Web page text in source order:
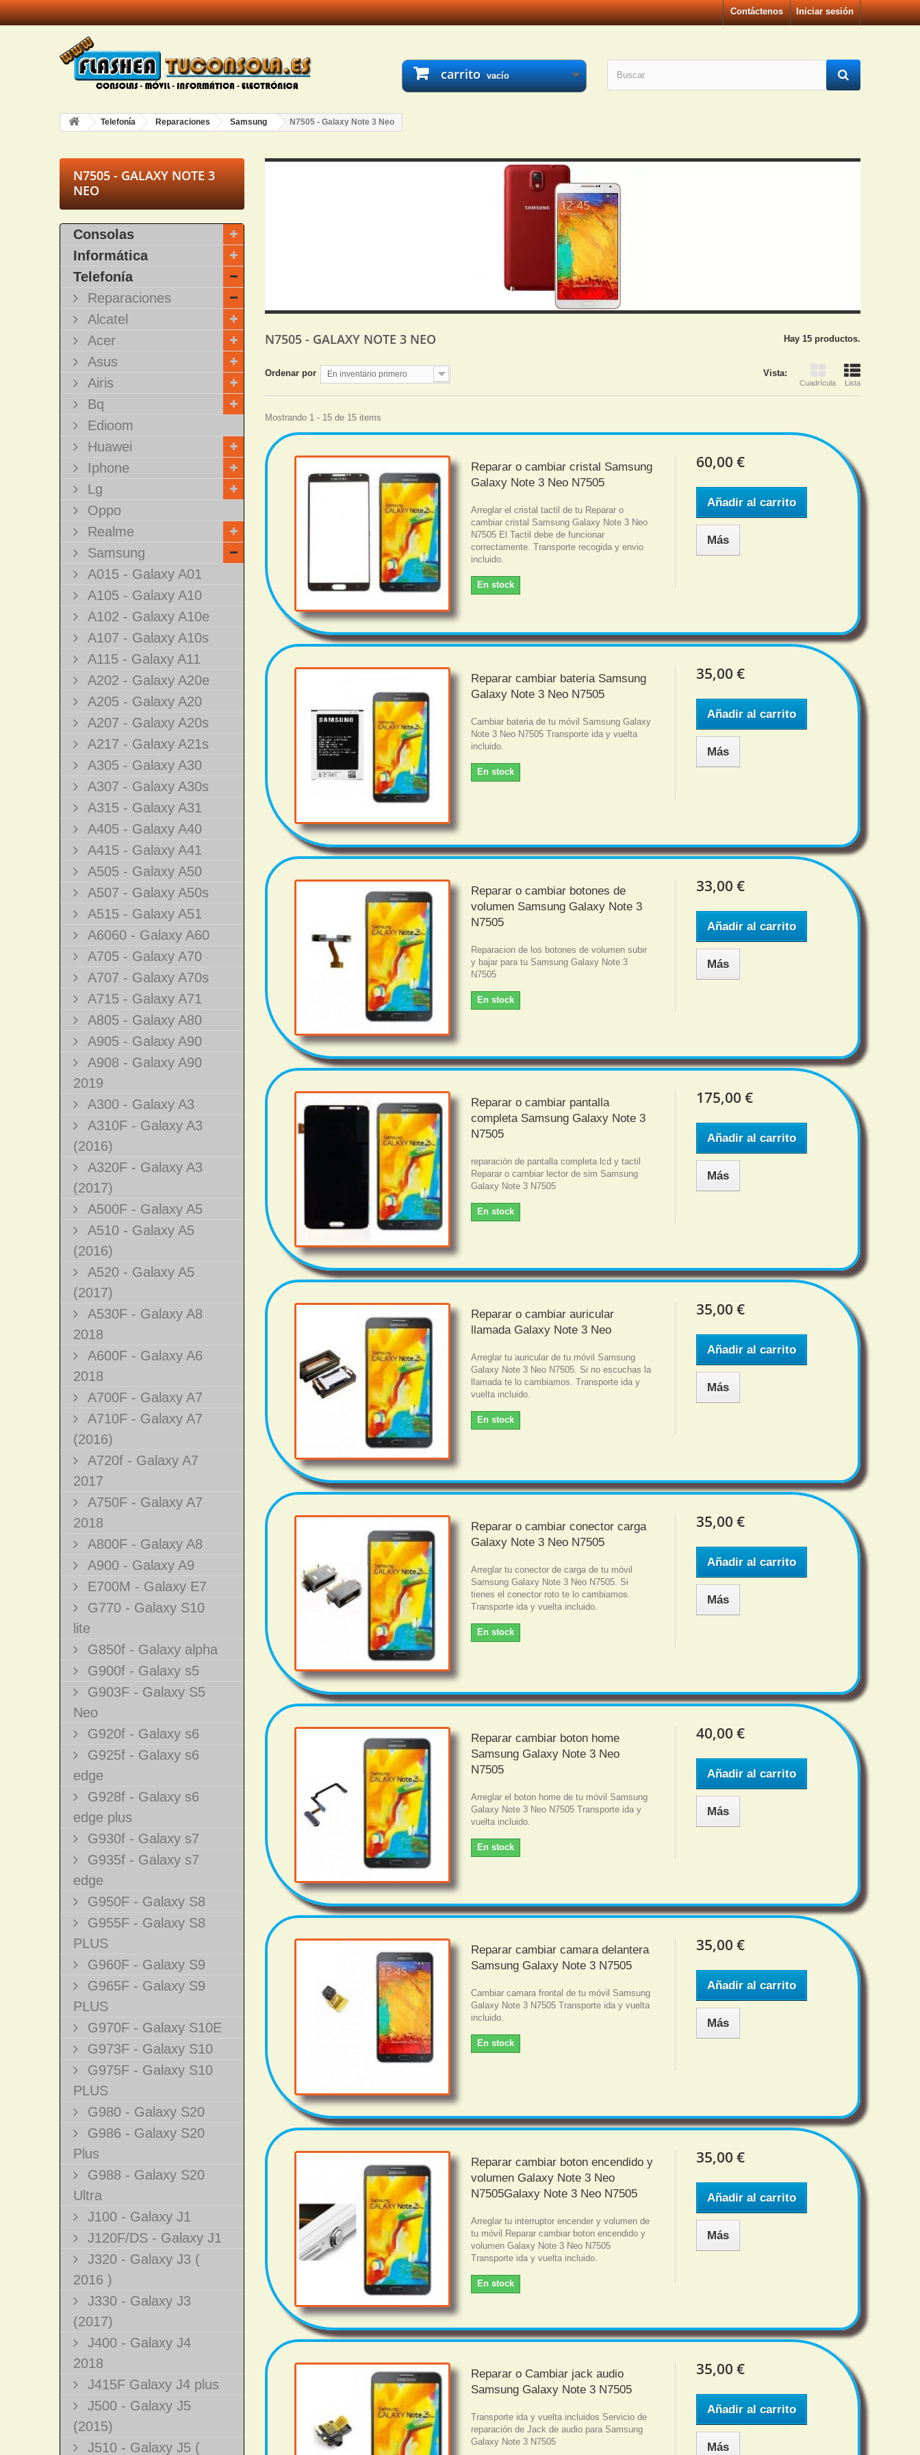
Iniciar sesión
Contáctenos
carrito vacío
Telefonía Reparaciones Samsung N7505 - Galaxy Note 3 Neo
N7505 - GALAXY NOTE 3
NEO
Consolas
Informática
Telefonía
Reparaciones
Alcatel
Acer
Asus
Airis
Bq
Edioom
Huawei
Iphone
Lg
Oppo
Realme
Samsung
A015 - Galaxy A01
A105 - Galaxy A10
A102 - Galaxy A10e
A107 - Galaxy A10s
A115 - Galaxy A11
A202 - Galaxy A20e
A205 - Galaxy A20
A207 - Galaxy A20s
A217 - Galaxy A21s
A305 - Galaxy A30
A307 - Galaxy A30s
A315 - Galaxy A31
A405 - Galaxy A40
A415 - Galaxy A41
A505 - Galaxy A50
A507 - Galaxy A50s
A515 - Galaxy A51
A6060 - Galaxy A60
A705 - Galaxy A70
A707 - Galaxy A70s
A715 - Galaxy A71
A805 - Galaxy A80
A905 - Galaxy A90
A908 - Galaxy A90
2019
A300 - Galaxy A3
A310F - Galaxy A3
(2016)
A320F - Galaxy A3
(2017)
A500F - Galaxy A5
A510 - Galaxy A5
(2016)
A520 - Galaxy A5
(2017)
A530F - Galaxy A8
2018
A600F - Galaxy A6
2018
A700F - Galaxy A7
A710F - Galaxy A7
(2016)
A720f - Galaxy A7
2017
A750F - Galaxy A7
2018
A800F - Galaxy A8
A900 - Galaxy A9
E700M - Galaxy E7
G770 - Galaxy S10
lite
G850f - Galaxy alpha
G900f - Galaxy s5
G903F - Galaxy S5
Neo
G920f - Galaxy s6
G925f - Galaxy s6
edge
G928f - Galaxy s6
edge plus
G930f - Galaxy s7
G935f - Galaxy s7
edge
G950F - Galaxy S8
G955F - Galaxy S8
PLUS
G960F - Galaxy S9
G965F - Galaxy S9
PLUS
G970F - Galaxy S10E
G973F - Galaxy S10
G975F - Galaxy S10
PLUS
G980 - Galaxy S20
G986 - Galaxy S20
Plus
G988 - Galaxy S20
Ultra
J100 - Galaxy J1
J120F/DS - Galaxy J1
J320 - Galaxy J3 (
2016 )
J330 - Galaxy J3
(2017)
J400 - Galaxy J4
2018
J415F Galaxy J4 plus
J500 - Galaxy J5
(2015)
J510 - Galaxy J5 (
N7505 - GALAXY NOTE 3 NEO Hay 15 productos.
Vista:
Cuadrícula Lista
Ordenar por En inventario primero
Mostrando 1 - 15 de 15 items
Reparar o cambiar cristal Samsung
Galaxy Note 3 Neo N7505
Arreglar el cristal tactil de tu Reparar o
cambiar cristal Samsung Galaxy Note 3 Neo
N7505 El Tactil debe de funcionar
correctamente. Transporte recogida y envio
incluido.
En stock
60,00 €
Añadir al carrito
Más
Reparar cambiar bateria Samsung
Galaxy Note 3 Neo N7505
Cambiar bateria de tu móvil Samsung Galaxy
Note 3 Neo N7505 Transporte ida y vuelta
incluido.
En stock
35,00 €
Añadir al carrito
Más
Reparar o cambiar botones de
volumen Samsung Galaxy Note 3
N7505
Reparacion de los botones de volumen subir
y bajar para tu Samsung Galaxy Note 3
N7505
En stock
33,00 €
Añadir al carrito
Más
Reparar o cambiar pantalla
completa Samsung Galaxy Note 3
N7505
reparación de pantalla completa lcd y tactil
Reparar o cambiar lector de sim Samsung
Galaxy Note 3 N7505
En stock
175,00 €
Añadir al carrito
Más
Reparar o cambiar auricular
llamada Galaxy Note 3 Neo
Arreglar tu auricular de tu móvil Samsung
Galaxy Note 3 Neo N7505. Si no escuchas la
llamada te lo cambiamos. Transporte ida y
vuelta incluido.
En stock
35,00 €
Añadir al carrito
Más
Reparar o cambiar conector carga
Galaxy Note 3 Neo N7505
Arreglar tu conector de carga de tu móvil
Samsung Galaxy Note 3 Neo N7505. Si
tienes el conector roto te lo cambiamos.
Transporte ida y vuelta incluido.
En stock
35,00 €
Añadir al carrito
Más
Reparar cambiar boton home
Samsung Galaxy Note 3 Neo
N7505
Arreglar el boton home de tu móvil Samsung
Galaxy Note 3 Neo N7505 Transporte ida y
vuelta incluido.
En stock
40,00 €
Añadir al carrito
Más
Reparar cambiar camara delantera
Samsung Galaxy Note 3 N7505
Cambiar camara frontal de tu móvil Samsung
Galaxy Note 3 N7505 Transporte ida y vuelta
incluido.
En stock
35,00 €
Añadir al carrito
Más
Reparar cambiar boton encendido y
volumen Galaxy Note 3 Neo
N7505Galaxy Note 3 Neo N7505
Arreglar tu interruptor encender y volumen de
tu móvil Reparar cambiar boton encendido y
volumen Galaxy Note 3 Neo N7505
Transporte ida y vuelta incluido.
En stock
35,00 €
Añadir al carrito
Más
Reparar o Cambiar jack audio
Samsung Galaxy Note 3 N7505
Transporte ida y vuelta incluidos Servicio de
reparación de Jack de audio para Samsung
Galaxy Note 3 N7505
35,00 €
Añadir al carrito
Más